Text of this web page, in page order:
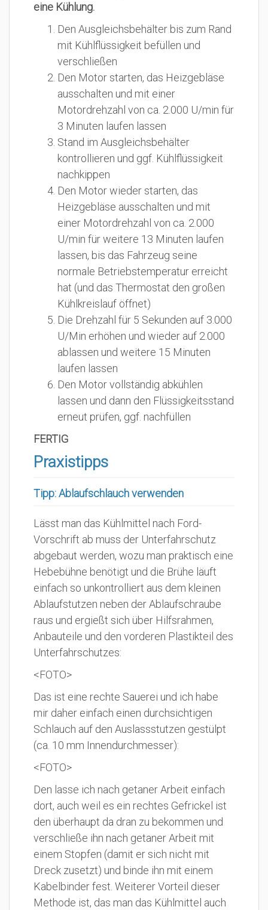
eine Kühlung.
Den Ausgleichsbehälter bis zum Rand
mit Kühlflüssigkeit befüllen und
verschließen
Den Motor starten, das Heizgebläse
ausschalten und mit einer
Motordrehzahl von ca. 2.000 U/min für
3 Minuten laufen lassen
Stand im Ausgleichsbehälter
kontrollieren und ggf. Kühlflüssigkeit
nachkippen
Den Motor wieder starten, das
Heizgebläse ausschalten und mit
einer Motordrehzahl von ca. 2.000
U/min für weitere 13 Minuten laufen
lassen, bis das Fahrzeug seine
normale Betriebstemperatur erreicht
hat (und das Thermostat den großen
Kühlkreislauf öffnet)
Die Drehzahl für 5 Sekunden auf 3.000
U/Min erhöhen und wieder auf 2.000
ablassen und weitere 15 Minuten
laufen lassen
Den Motor vollständig abkühlen
lassen und dann den Flüssigkeitsstand
erneut prüfen, ggf. nachfüllen
FERTIG
Praxistipps
Tipp: Ablaufschlauch verwenden
Lässt man das Kühlmittel nach Ford-
Vorschrift ab muss der Unterfahrschutz
abgebaut werden, wozu man praktisch eine
Hebebühne benötigt und die Brühe läuft
einfach so unkontrolliert aus dem kleinen
Ablaufstutzen neben der Ablaufschraube
raus und ergießt sich über Hilfsrahmen,
Anbauteile und den vorderen Plastikteil des
Unterfahrschutzes:
<FOTO>
Das ist eine rechte Sauerei und ich habe
mir daher einfach einen durchsichtigen
Schlauch auf den Auslassstutzen gestülpt
(ca. 10 mm Innendurchmesser):
<FOTO>
Den lasse ich nach getaner Arbeit einfach
dort, auch weil es ein rechtes Gefrickel ist
den überhaupt da dran zu bekommen und
verschließe ihn nach getaner Arbeit mit
einem Stopfen (damit er sich nicht mit
Dreck zusetzt) und binde ihn mit einem
Kabelbinder fest. Weiterer Vorteil dieser
Methode ist, das man das Kühlmittel auch